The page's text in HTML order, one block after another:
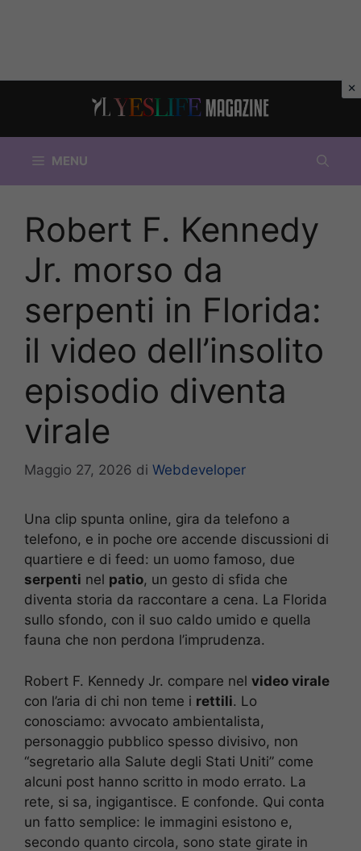
MENU
Robert F. Kennedy
Jr. morso da
serpenti in Florida:
il video dell’insolito
episodio diventa
virale
Maggio 27, 2026 di Webdeveloper
Una clip spunta online, gira da telefono a
telefono, e in poche ore accende discussioni di
quartiere e di feed: un uomo famoso, due
serpenti nel patio, un gesto di sfida che
diventa storia da raccontare a cena. La Florida
sullo sfondo, con il suo caldo umido e quella
fauna che non perdona l’imprudenza.
Robert F. Kennedy Jr. compare nel video virale
con l’aria di chi non teme i rettili. Lo
conosciamo: avvocato ambientalista,
personaggio pubblico spesso divisivo, non
“segretario alla Salute degli Stati Uniti” come
alcuni post hanno scritto in modo errato. La
rete, si sa, ingigantisce. E confonde. Qui conta
un fatto semplice: le immagini esistono e,
secondo quanto circola, sono state girate in